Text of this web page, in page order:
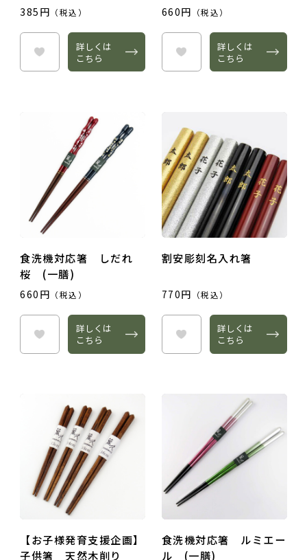
385円 （税込）
詳しくは
こちら
660円 （税込）
詳しくは
こちら
食洗機対応箸 しだれ
桜 (一膳)
660円 （税込）
詳しくは
こちら
割安彫刻名入れ箸
770円 （税込）
詳しくは
こちら
【お子様発育支援企画】
子供箸 天然木削り
食洗機対応箸 ルミエー
ル (一膳)